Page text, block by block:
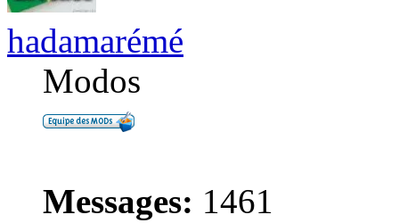
hadamarémé
Modos
Messages: 1461